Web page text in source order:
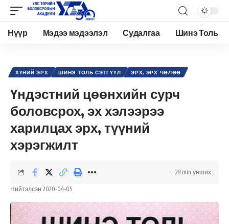
Нүүр Мэдээ мэдээлэл Судалгаа Шинэ Толь
ХҮНИЙ ЭРХ ШИНЭ ТОЛЬ СЭТГҮҮЛ ЭРХ, ЭРХ ЧӨЛӨӨ
Үндэстний цөөнхийн сурч
боловсрох, эх хэлээрээ
харилцах эрх, түүний
хэрэгжилт
Нийтэлсэн 2020-04-05
28 min унших